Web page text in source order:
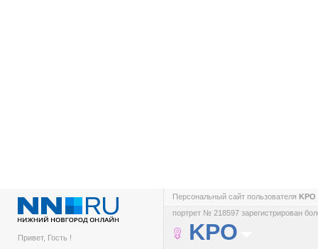
Привет, Гость !
Персональный сайт пользователя KPO
портрет № 218597 зарегистрирован
KPO